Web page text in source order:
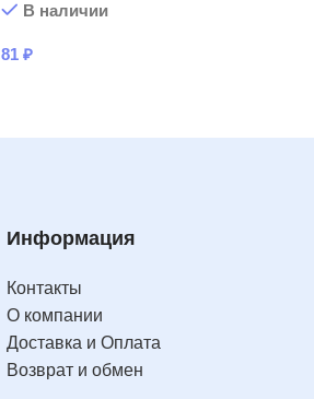
В наличии
81 ₽
Информация
Контакты
О компании
Доставка и Оплата
Возврат и обмен